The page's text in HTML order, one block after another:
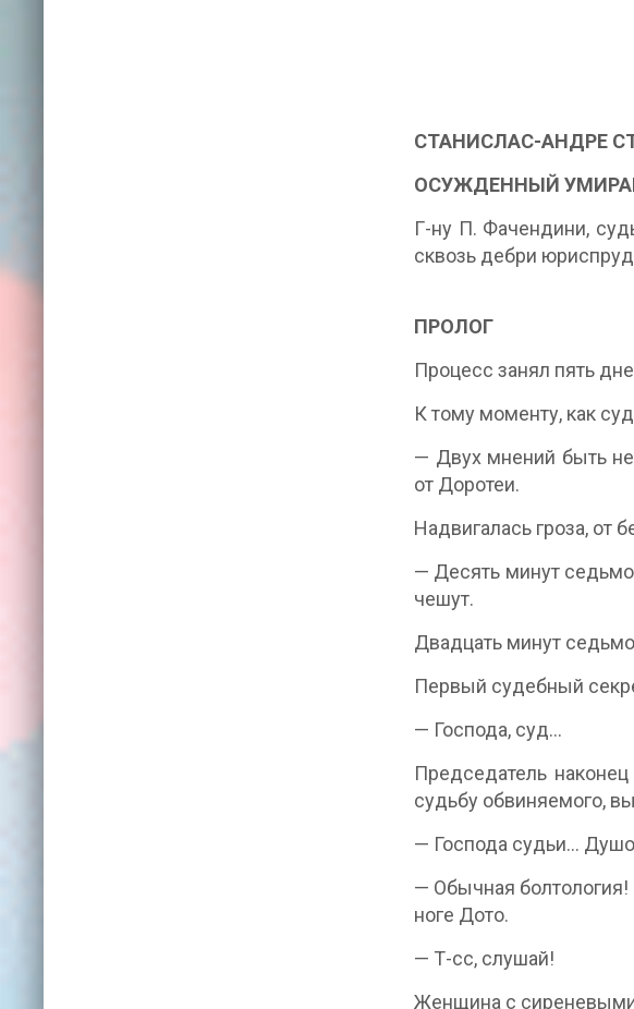
СТАНИСЛАС-АНДРЕ
ОСУЖДЕННЫЙ
Г-ну П. Фачендини,
сквозь дебри
ПРОЛОГ
Процесс занял пять
К тому моменту, как
— Двух мнений быть
от Доротеи.
Надвигалась гроза, от
— Десять минут
чешут.
Двадцать минут
Первый судебный
— Господа, суд…
Председатель
судьбу обвиняемого,
— Господа судьи…
— Обычная болтология!
ноге Дото.
— Т-сс, слушай!
Женщина с сиреневыми